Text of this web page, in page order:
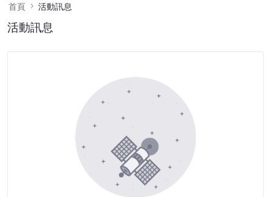
首頁 活動訊息
活動訊息